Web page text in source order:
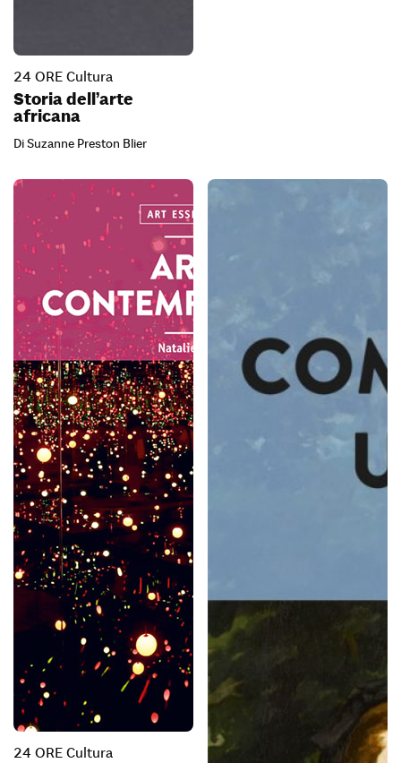
24 ORE Cultura
Storia dell’arte
africana
Di Suzanne Preston Blier
24 ORE Cultura